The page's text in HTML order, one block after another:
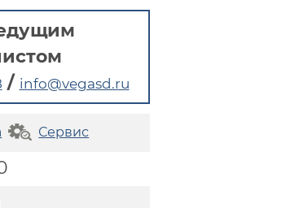
/ info@vegasd.ru
Сервис